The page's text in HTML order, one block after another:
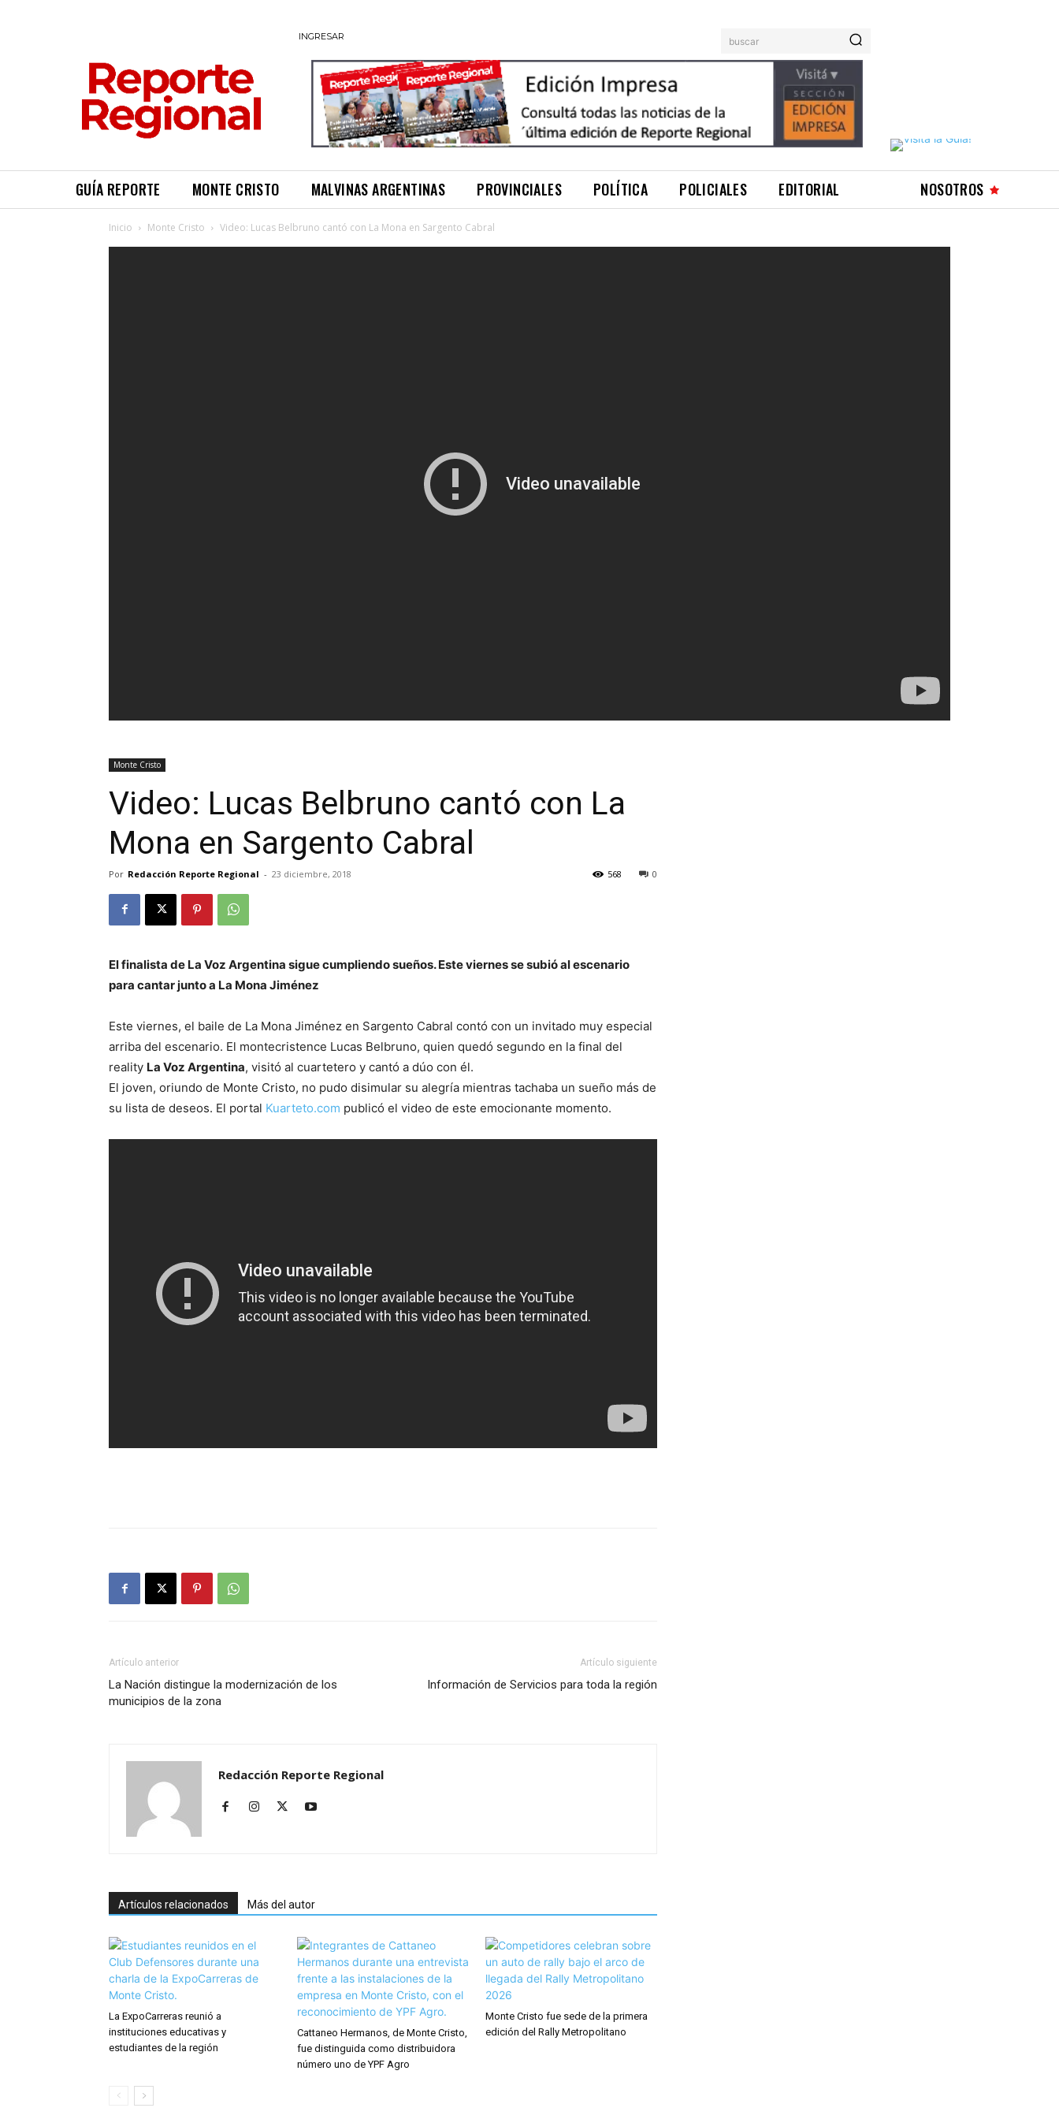
INGRESAR buscar
GUÍA REPORTE MONTE CRISTO MALVINAS ARGENTINAS PROVINCIALES POLÍTICA POLICIALES EDITORIAL NOSOTROS
Inicio Monte Cristo Video: Lucas Belbruno cantó con La Mona en Sargento Cabral
Monte Cristo
Video: Lucas Belbruno cantó con La
Mona en Sargento Cabral
Por Redacción Reporte Regional - 23 diciembre, 2018 0
568
El finalista de La Voz Argentina sigue cumpliendo sueños. Este viernes se subió al escenario
para cantar junto a La Mona Jiménez
Este viernes, el baile de La Mona Jiménez en Sargento Cabral contó con un invitado muy especial
arriba del escenario. El montecristence Lucas Belbruno, quien quedó segundo en la final del
reality La Voz Argentina, visitó al cuartetero y cantó a dúo con él.
El joven, oriundo de Monte Cristo, no pudo disimular su alegría mientras tachaba un sueño más de
su lista de deseos. El portal Kuarteto.com publicó el video de este emocionante momento.
Artículo anterior
La Nación distingue la modernización de los
municipios de la zona
Artículo siguiente
Información de Servicios para toda la región
Redacción Reporte Regional
Artículos relacionados Más del autor
La ExpoCarreras reunió a
instituciones educativas y
estudiantes de la región
Cattaneo Hermanos, de Monte Cristo,
fue distinguida como distribuidora
número uno de YPF Agro
Monte Cristo fue sede de la primera
edición del Rally Metropolitano